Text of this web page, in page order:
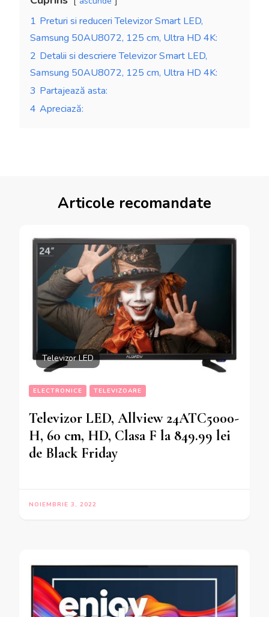
1 Preturi si reduceri Televizor Smart LED,
Samsung 50AU8072, 125 cm, Ultra HD 4K:
2 Detalii si descriere Televizor Smart LED,
Samsung 50AU8072, 125 cm, Ultra HD 4K:
3 Partajează asta:
4 Apreciază:
Articole recomandate
Televizor LED
ELECTRONICE TELEVIZOARE
Televizor LED, Allview 24ATC5000-
H, 60 cm, HD, Clasa F la 849.99 lei
de Black Friday
NOIEMBRIE 3, 2022